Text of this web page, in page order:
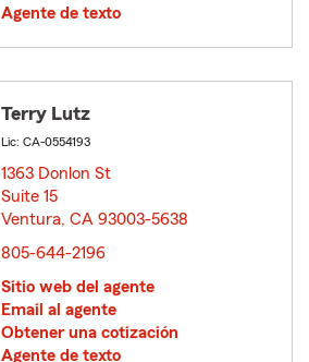
Agente de texto
Terry Lutz
Lic: CA-0554193
1363 Donlon St
Suite 15
Ventura, CA 93003-5638
805-644-2196
Sitio web del agente
Email al agente
Obtener una cotización
Agente de texto